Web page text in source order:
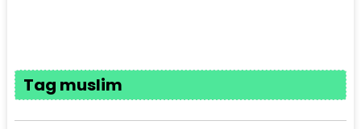
Tag muslim